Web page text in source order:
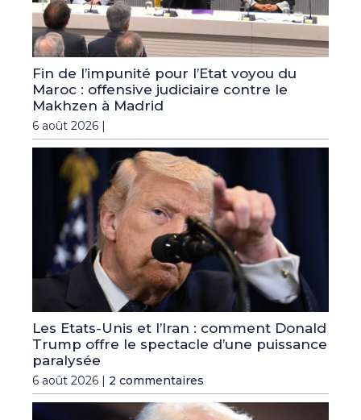
Fin de l’impunité pour l’Etat voyou du
Maroc : offensive judiciaire contre le
Makhzen à Madrid
6 août 2026 |
Les Etats-Unis et l’Iran : comment Donald
Trump offre le spectacle d’une puissance
paralysée
6 août 2026 | 2 commentaires